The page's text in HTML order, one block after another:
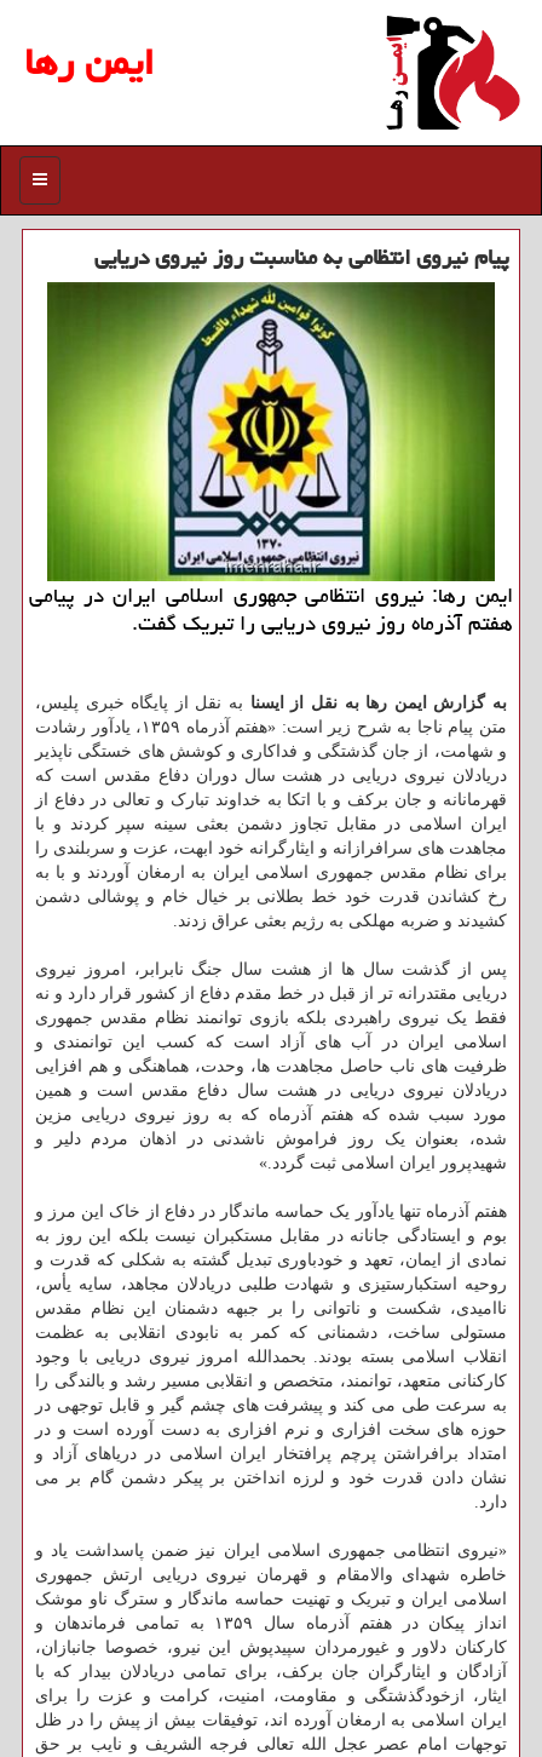
ایمن رها
منو
پیام نیروی انتظامی به مناسبت روز نیروی دریایی
ایمن رها: نیروی انتظامی جمهوری اسلامی ایران در پیامی
هفتم آذرماه روز نیروی دریایی را تبریك گفت.
به گزارش ایمن رها به نقل از ایسنا به نقل از پایگاه خبری پلیس،
متن پیام ناجا به شرح زیر است: «هفتم آذرماه ۱۳۵۹، یادآور رشادت
و شهامت، از جان گذشتگی و فداکاری و کوشش های خستگی ناپذیر
دریادلان نیروی دریایی در هشت سال دوران دفاع مقدس است که
قهرمانانه و جان برکف و با اتکا به خداوند تبارک و تعالی در دفاع از
ایران اسلامی در مقابل تجاوز دشمن بعثی سینه سپر کردند و با
مجاهدت های سرافرازانه و ایثارگرانه خود ابهت، عزت و سربلندی را
برای نظام مقدس جمهوری اسلامی ایران به ارمغان آوردند و با به
رخ کشاندن قدرت خود خط بطلانی بر خیال خام و پوشالی دشمن
کشیدند و ضربه مهلکی به رژیم بعثی عراق زدند.
پس از گذشت سال ها از هشت سال جنگ نابرابر، امروز نیروی
دریایی مقتدرانه تر از قبل در خط مقدم دفاع از کشور قرار دارد و نه
فقط یک نیروی راهبردی بلکه بازوی توانمند نظام مقدس جمهوری
اسلامی ایران در آب های آزاد است که کسب این توانمندی و
ظرفیت های ناب حاصل مجاهدت ها، وحدت، هماهنگی و هم افزایی
دریادلان نیروی دریایی در هشت سال دفاع مقدس است و همین
مورد سبب شده که هفتم آذرماه که به روز نیروی دریایی مزین
شده، بعنوان یک روز فراموش ناشدنی در اذهان مردم دلیر و
شهیدپرور ایران اسلامی ثبت گردد.»
هفتم آذرماه تنها یادآور یک حماسه ماندگار در دفاع از خاک این مرز و
بوم و ایستادگی جانانه در مقابل مستکبران نیست بلکه این روز به
نمادی از ایمان، تعهد و خودباوری تبدیل گشته به شکلی که قدرت و
روحیه استکبارستیزی و شهادت طلبی دریادلان مجاهد، سایه یأس،
ناامیدی، شکست و ناتوانی را بر جبهه دشمنان این نظام مقدس
مستولی ساخت، دشمنانی که کمر به نابودی انقلابی به عظمت
انقلاب اسلامی بسته بودند. بحمدالله امروز نیروی دریایی با وجود
کارکنانی متعهد، توانمند، متخصص و انقلابی مسیر رشد و بالندگی را
به سرعت طی می کند و پیشرفت های چشم گیر و قابل توجهی در
حوزه های سخت افزاری و نرم افزاری به دست آورده است و در
امتداد برافراشتن پرچم پرافتخار ایران اسلامی در دریاهای آزاد و
نشان دادن قدرت خود و لرزه انداختن بر پیکر دشمن گام بر می
دارد.
«نیروی انتظامی جمهوری اسلامی ایران نیز ضمن پاسداشت یاد و
خاطره شهدای والامقام و قهرمان نیروی دریایی ارتش جمهوری
اسلامی ایران و تبریک و تهنیت حماسه ماندگار و سترگ ناو موشک
انداز پیکان در هفتم آذرماه سال ۱۳۵۹ به تمامی فرماندهان و
کارکنان دلاور و غیورمردان سپیدپوش این نیرو، خصوصا جانبازان،
آزادگان و ایثارگران جان برکف، برای تمامی دریادلان بیدار که با
ایثار، ازخودگذشتگی و مقاومت، امنیت، کرامت و عزت را برای
ایران اسلامی به ارمغان آورده اند، توفیقات بیش از پیش را در ظل
توجهات امام عصر عجل الله تعالی فرجه الشریف و نایب بر حق